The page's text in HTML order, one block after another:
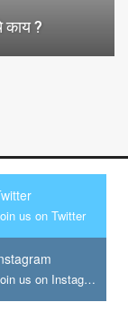
काय ?
us on Twitter
Join us on Instagram